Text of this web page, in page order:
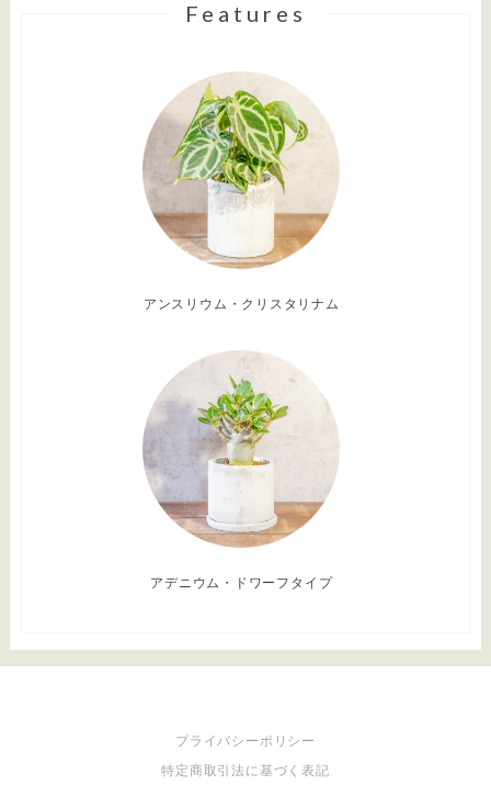
Features
アンスリウム・クリスタリナム
アデニウム・ドワーフタイプ
プライバシーポリシー
特定商取引法に基づく表記